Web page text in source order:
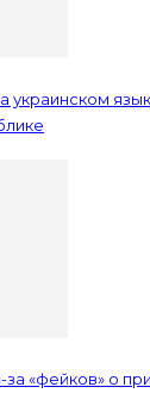
украинском
за «фейков» о